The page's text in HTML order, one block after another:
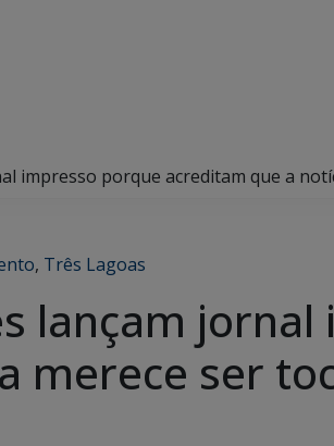
impresso porque acreditam que a
, Três Lagoas
lançam
merece ser